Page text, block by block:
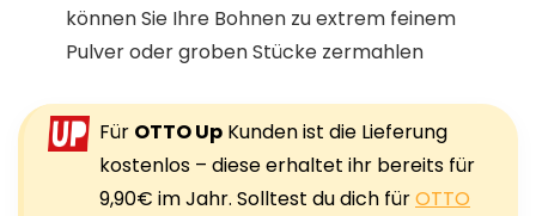
können Sie Ihre Bohnen zu extrem feinem
Pulver oder groben Stücke zermahlen
Für OTTO Up Kunden ist die Lieferung
kostenlos – diese erhaltet ihr bereits für
9,90€ im Jahr. Solltest du dich fürOTTO